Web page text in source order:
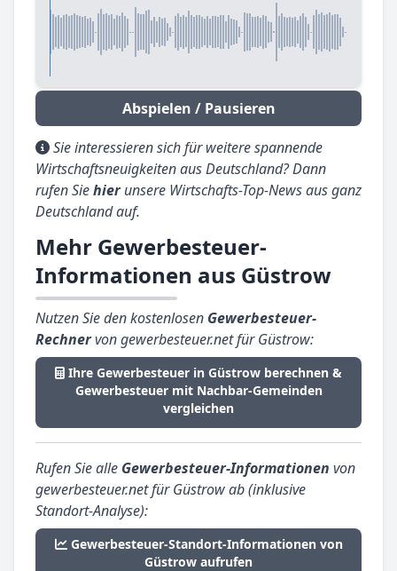
Abspielen / Pausieren
Sie interessieren sich für weitere spannende
Wirtschaftsneuigkeiten aus Deutschland? Dann
rufen Siehierunsere Wirtschafts-Top-News aus ganz
Deutschland auf.
Mehr Gewerbesteuer-
Informationen aus Güstrow
Nutzen Sie den kostenlosen Gewerbesteuer-
Rechnervon gewerbesteuer.net für Güstrow:
Ihre Gewerbesteuer in Güstrow berechnen &
Gewerbesteuer mit Nachbar-Gemeinden
vergleichen
Rufen Sie alle Gewerbesteuer-Informationen von
gewerbesteuer.net für Güstrow ab (inklusive
Standort-Analyse):
Gewerbesteuer-Standort-Informationen von
Güstrow aufrufen